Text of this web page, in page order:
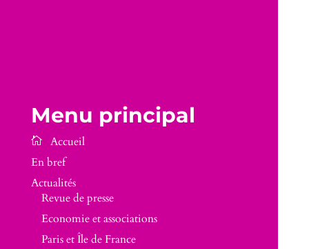
Menu principal
En bref
Actualités
Revue de presse
Economie et associations
Paris et Île de France